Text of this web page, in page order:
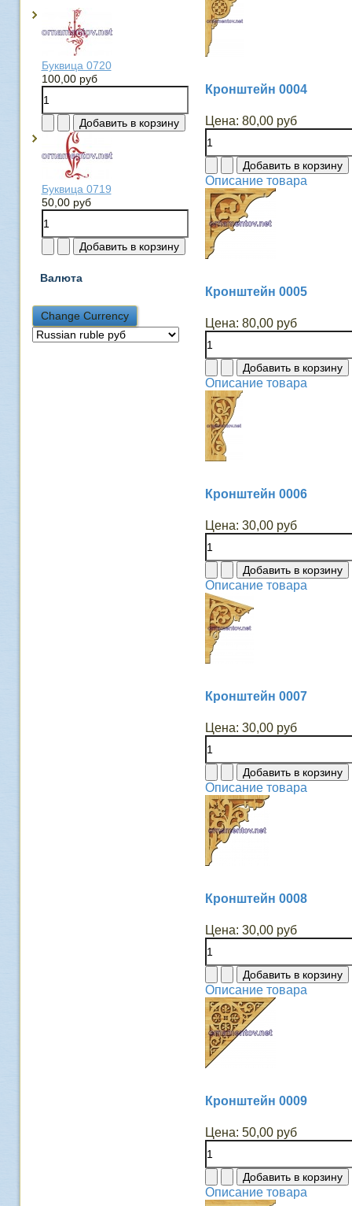
Буквица 0720
100,00 руб
Буквица 0719
50,00 руб
Валюта
Кронштейн 0004
Цена: 80,00 руб
Описание товара
Кронштейн 0005
Цена: 80,00 руб
Описание товара
Кронштейн 0006
Цена: 30,00 руб
Описание товара
Кронштейн 0007
Цена: 30,00 руб
Описание товара
Кронштейн 0008
Цена: 30,00 руб
Описание товара
Кронштейн 0009
Цена: 50,00 руб
Описание товара